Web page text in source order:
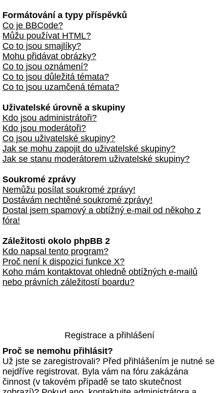
Formátování a typy příspěvků
Co je BBCode?
Můžu používat HTML?
Co to jsou smajlíky?
Mohu přidávat obrázky?
Co to jsou oznámení?
Co to jsou důležitá témata?
Co to jsou uzamčená témata?
Uživatelské úrovně a skupiny
Kdo jsou administrátoři?
Kdo jsou moderátoři?
Co jsou uživatelské skupiny?
Jak se mohu zapojit do uživatelské skupiny?
Jak se stanu moderátorem uživatelské skupiny?
Soukromé zprávy
Nemůžu posílat soukromé zprávy!
Dostávám nechtěné soukromé zprávy!
Dostal jsem spamový a obtížný e-mail od někoho z
fóra!
Záležitosti okolo phpBB 2
Kdo napsal tento program?
Proč není k dispozici funkce X?
Koho mám kontaktovat ohledně obtížných e-mailů
nebo právních záležitostí boardu?
Registrace a přihlášení
Proč se nemohu přihlásit?
Už jste se zaregistrovali? Před přihlášením je nutné se
nejdříve registrovat. Byla vám na fóru zakázána
činnost (v takovém případě se tato skutečnost